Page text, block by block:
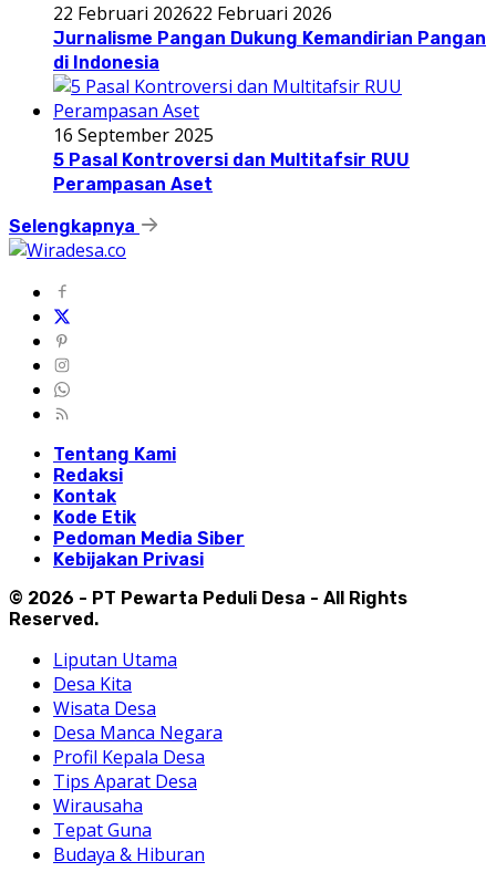
22 Februari 202622 Februari 2026
Jurnalisme Pangan Dukung Kemandirian Pangan
di Indonesia
16 September 2025
5 Pasal Kontroversi dan Multitafsir RUU
Perampasan Aset
Selengkapnya
Tentang Kami
Redaksi
Kontak
Kode Etik
Pedoman Media Siber
Kebijakan Privasi
© 2026 - PT Pewarta Peduli Desa - All Rights
Reserved.
Liputan Utama
Desa Kita
Wisata Desa
Desa Manca Negara
Profil Kepala Desa
Tips Aparat Desa
Wirausaha
Tepat Guna
Budaya & Hiburan